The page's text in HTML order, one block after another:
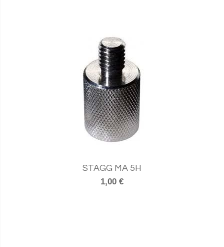
STAGG MA 5H
1,00 €